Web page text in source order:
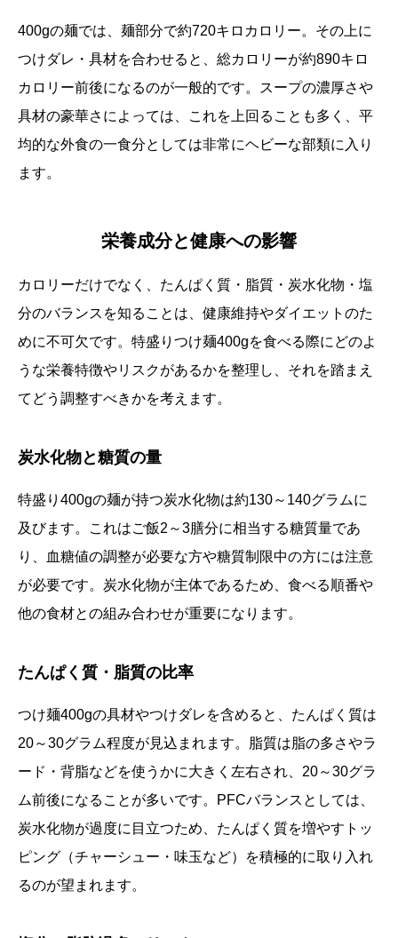
400gの麺では、麺部分で約720キロカロリー。その上に
つけダレ・具材を合わせると、総カロリーが約890キロ
カロリー前後になるのが一般的です。スープの濃厚さや
具材の豪華さによっては、これを上回ることも多く、平
均的な外食の一食分としては非常にヘビーな部類に入り
ます。
栄養成分と健康への影響
カロリーだけでなく、たんぱく質・脂質・炭水化物・塩
分のバランスを知ることは、健康維持やダイエットのた
めに不可欠です。特盛りつけ麺400gを食べる際にどのよ
うな栄養特徴やリスクがあるかを整理し、それを踏まえ
てどう調整すべきかを考えます。
炭水化物と糖質の量
特盛り400gの麺が持つ炭水化物は約130～140グラムに
及びます。これはご飯2～3膳分に相当する糖質量であ
り、血糖値の調整が必要な方や糖質制限中の方には注意
が必要です。炭水化物が主体であるため、食べる順番や
他の食材との組み合わせが重要になります。
たんぱく質・脂質の比率
つけ麺400gの具材やつけダレを含めると、たんぱく質は
20～30グラム程度が見込まれます。脂質は脂の多さやラ
ード・背脂などを使うかに大きく左右され、20～30グラ
ム前後になることが多いです。PFCバランスとしては、
炭水化物が過度に目立つため、たんぱく質を増やすトッ
ピング（チャーシュー・味玉など）を積極的に取り入れ
るのが望まれます。